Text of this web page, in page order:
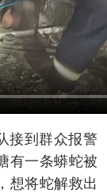
到群众报警
有一条蟒蛇被
想将蛇解救出